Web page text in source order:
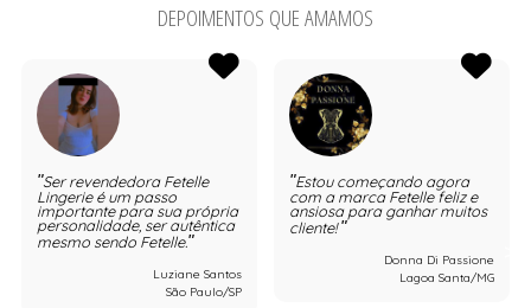
DEPOIMENTOS QUE AMAMOS
Ser revendedora Fetelle
Lingerie é um passo
importante para sua própria
personalidade, ser autêntica
mesmo sendo Fetelle.
Luziane Santos
São Paulo/SP
Estou começando agora
com a marca Fetelle feliz e
ansiosa para ganhar muitos
cliente!
Donna Di Passione
Lagoa Santa/MG